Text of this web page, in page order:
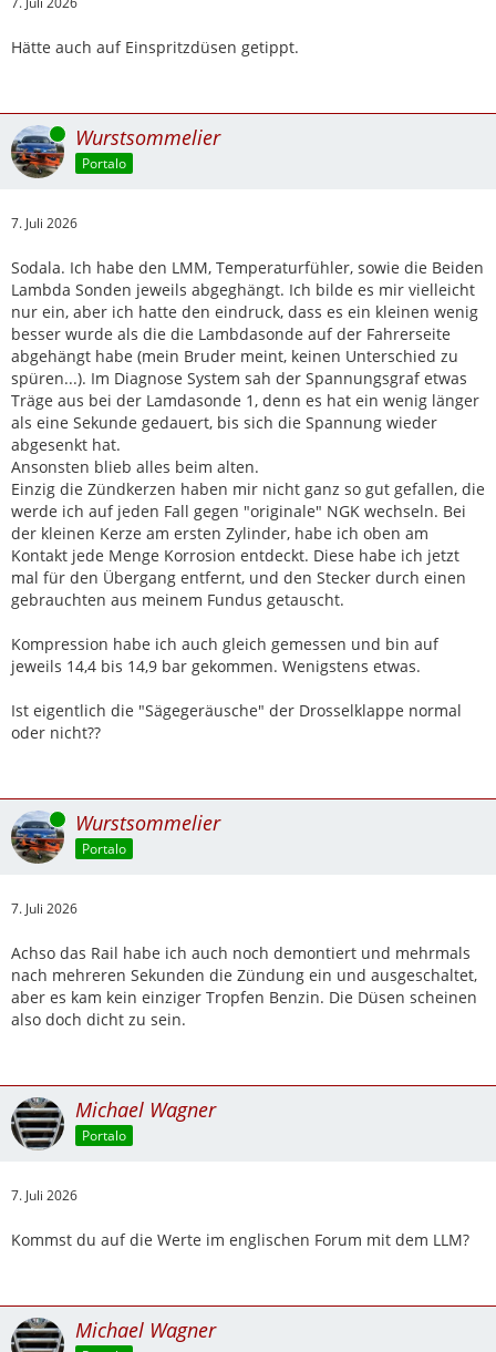
Hätte auch auf Einspritzdüsen getippt.
Online Wurstsommelier
Portalo
7. Juli 2026
Sodala. Ich habe den LMM, Temperaturfühler, sowie die Beiden
Lambda Sonden jeweils abgeghängt. Ich bilde es mir vielleicht
nur ein, aber ich hatte den eindruck, dass es ein kleinen wenig
besser wurde als die die Lambdasonde auf der Fahrerseite
abgehängt habe (mein Bruder meint, keinen Unterschied zu
spüren...). Im Diagnose System sah der Spannungsgraf etwas
Träge aus bei der Lamdasonde 1, denn es hat ein wenig länger
als eine Sekunde gedauert, bis sich die Spannung wieder
abgesenkt hat.
Ansonsten blieb alles beim alten.
Einzig die Zündkerzen haben mir nicht ganz so gut gefallen, die
werde ich auf jeden Fall gegen "originale" NGK wechseln. Bei
der kleinen Kerze am ersten Zylinder, habe ich oben am
Kontakt jede Menge Korrosion entdeckt. Diese habe ich jetzt
mal für den Übergang entfernt, und den Stecker durch einen
gebrauchten aus meinem Fundus getauscht.
Kompression habe ich auch gleich gemessen und bin auf
jeweils 14,4 bis 14,9 bar gekommen. Wenigstens etwas.
Ist eigentlich die "Sägegeräusche" der Drosselklappe normal
oder nicht??
Online Wurstsommelier
Portalo
7. Juli 2026
Achso das Rail habe ich auch noch demontiert und mehrmals
nach mehreren Sekunden die Zündung ein und ausgeschaltet,
aber es kam kein einziger Tropfen Benzin. Die Düsen scheinen
also doch dicht zu sein.
Michael Wagner
Portalo
7. Juli 2026
Kommst du auf die Werte im englischen Forum mit dem LLM?
Michael Wagner